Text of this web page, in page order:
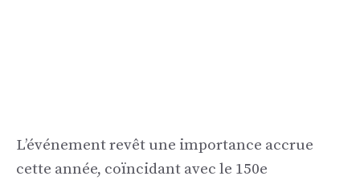
L’événement revêt une importance accrue
cette année, coïncidant avec le 150e